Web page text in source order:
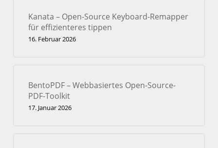
Kanata – Open-Source Keyboard-Remapper
für effizienteres tippen
16. Februar 2026
BentoPDF – Webbasiertes Open-Source-
PDF-Toolkit
17. Januar 2026